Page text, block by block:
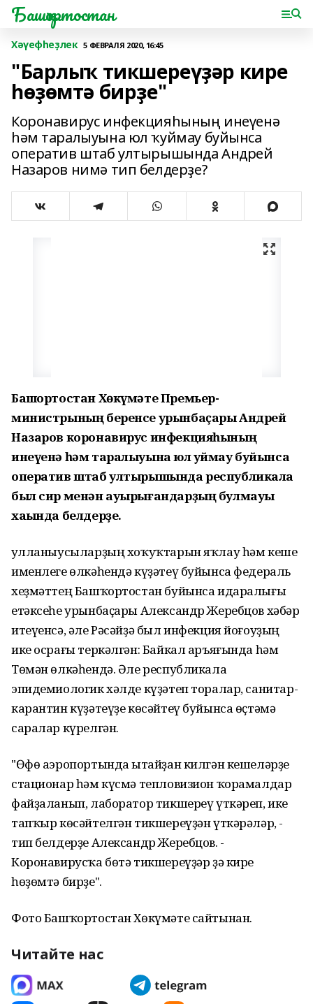
Башҡортостан
Хәүефһеҙлек 5 ФЕВРАЛЯ 2020, 16:45
"Барлыҡ тикшереүҙәр кире
һөҙөмтә бирҙе"
Коронавирус инфекцияһының инеүенә
һәм таралыуына юл ҡуймау буйынса
оператив штаб ултырышында Андрей
Назаров нимә тип белдерҙе?
Башҡортостан Хөкүмәте Премьер-
министрының беренсе урынбаҫары Андрей
Назаров коронавирус инфекцияһының
инеүенә һәм таралыуына юл ҡуймау буйынса
оператив штаб ултырышында республикала
был сир менән ауырығандарҙың булмауы
хаҡында белдерҙе.
Ҡулланыусыларҙың хоҡуҡтарын яҡлау һәм кеше
именлеге өлкәһендә күҙәтеү буйынса федераль
хеҙмәттең Башҡортостан буйынса идаралығы
етәксеһе урынбаҫары Александр Жеребцов хәбәр
итеүенсә, әле Рәсәйҙә был инфекция йоғоуҙың
ике осрағы теркәлгән: Байкал аръяғында һәм
Төмән өлкәһендә. Әле республикала
эпидемиологик хәлде күҙәтеп торалар, санитар-
карантин күҙәтеүҙе көсәйтеү буйынса өҫтәмә
саралар күрелгән.
"Өфө аэропортында Ҡытайҙан килгән кешеләрҙе
стационар һәм күсмә тепловизион ҡорамалдар
файҙаланып, лаборатор тикшереү үткәреп, ике
тапҡыр көсәйтелгән тикшереүҙән үткәрәләр, -
тип белдерҙе Александр Жеребцов. -
Коронавирусҡа бөтә тикшереүҙәр ҙә кире
һөҙөмтә бирҙе".
Фото Башҡортостан Хөкүмәте сайтынан.
Читайте нас